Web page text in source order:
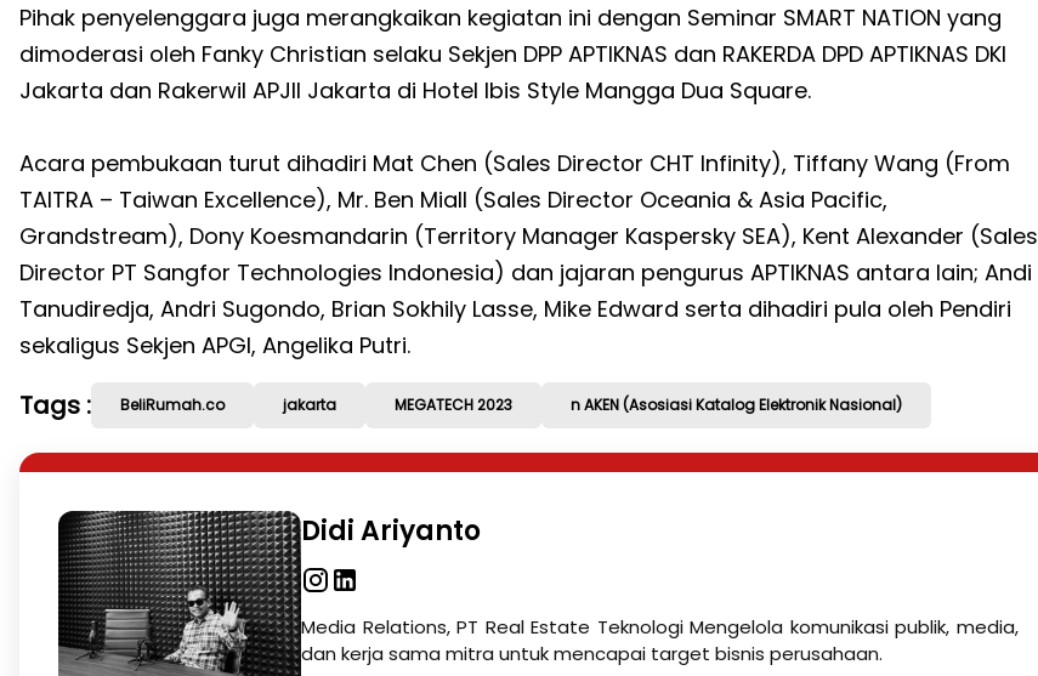
Pihak penyelenggara juga merangkaikan kegiatan ini dengan Seminar SMART NATION yang
dimoderasi oleh Fanky Christian selaku Sekjen DPP APTIKNAS dan RAKERDA DPD APTIKNAS DKI
Jakarta dan Rakerwil APJII Jakarta di Hotel Ibis Style Mangga Dua Square.
Acara pembukaan turut dihadiri Mat Chen (Sales Director CHT Infinity), Tiffany Wang (From
TAITRA – Taiwan Excellence), Mr. Ben Miall (Sales Director Oceania & Asia Pacific,
Grandstream), Dony Koesmandarin (Territory Manager Kaspersky SEA), Kent Alexander (Sales
Director PT Sangfor Technologies Indonesia) dan jajaran pengurus APTIKNAS antara lain; Andi
Tanudiredja, Andri Sugondo, Brian Sokhily Lasse, Mike Edward serta dihadiri pula oleh Pendiri
sekaligus Sekjen APGI, Angelika Putri.
Tags : BeliRumah.co jakarta MEGATECH 2023 n AKEN (Asosiasi Katalog Elektronik Nasional)
Didi Ariyanto
Media Relations, PT Real Estate Teknologi Mengelola komunikasi publik, media,
dan kerja sama mitra untuk mencapai target bisnis perusahaan.